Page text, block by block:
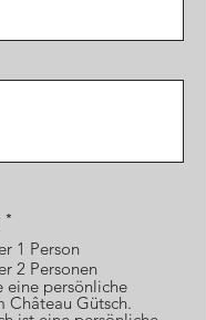
*
l
i
c
h
1 Person
2 Personen
eine persönliche
Château Gütsch.